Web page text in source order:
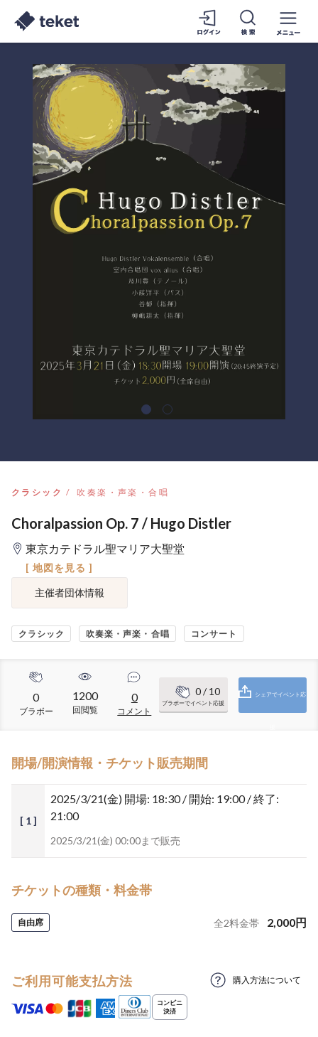
クラシック 吹奏楽・声楽・合唱
Choralpassion Op. 7 / Hugo Distler
東京カテドラル聖マリア大聖堂
[ 地図を見る ]
主催者団体情報
クラシック 吹奏楽・声楽・合唱 コンサート
0
ブラボー
1200
回閲覧
0
コメント
0/ 10
ブラボーでイベント応援
シェアでイベント応
開場/開演情報・チケット販売期間
[ 1 ]
2025/3/21(金) 開場: 18:30 / 開始: 19:00 / 終了:
21:00
2025/3/21(金) 00:00まで販売
チケットの種類・料金帯
自由席 全2料金帯 2,000円
ご利用可能支払方法 購入方法について